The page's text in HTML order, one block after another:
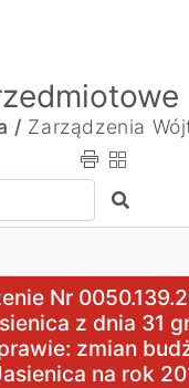
/ Zarządzenia
Szukaj
0050.139.2018
Nr
z dnia 31
zmian
na rok